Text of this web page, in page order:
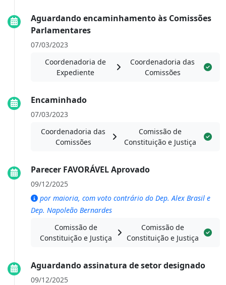
Aguardando encaminhamento às Comissões
Parlamentares
07/03/2023
Coordenadoria de
Expediente
Coordenadoria das
Comissões
Encaminhado
07/03/2023
Coordenadoria das
Comissões
Comissão de
Constituição e Justiça
Parecer FAVORÁVEL Aprovado
09/12/2025
por maioria, com voto contrário do Dep. Alex Brasil e
Dep. Napoleão Bernardes
Comissão de
Constituição e Justiça
Comissão de
Constituição e Justiça
Aguardando assinatura de setor designado
09/12/2025